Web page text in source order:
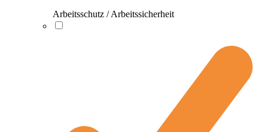
Arbeitsschutz / Arbeitssicherheit